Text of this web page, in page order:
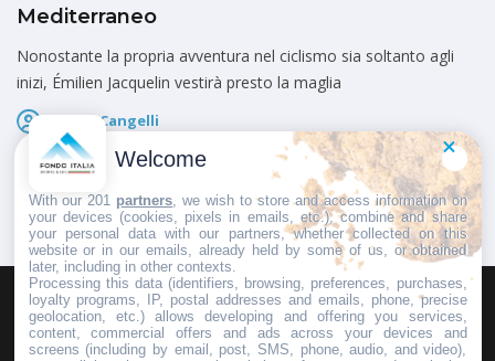
Mediterraneo
Nonostante la propria avventura nel ciclismo sia soltanto agli
inizi, Émilien Jacquelin vestirà presto la maglia
Marco Cangelli
Pubblicato il
HOMEPAGEREDAZIONEINVIA UN COMUNICATO STAMPA
PUBBLICITÀSCRIVI AL DIRETTORE
Welcome
With our 201 partners , we wish to store and access information on
your devices (cookies, pixels in emails, etc.), combine and share
your personal data with our partners, whether collected on this
website or in our emails, already held by some of us, or obtained
later, including in other contexts.
Processing this data (identifiers, browsing, preferences, purchases,
loyalty programs, IP, postal addresses and emails, phone, precise
geolocation, etc.) allows developing and offering you services,
content, commercial offers and ads across your devices and
screens (including by email, post, SMS, phone, audio, and video),